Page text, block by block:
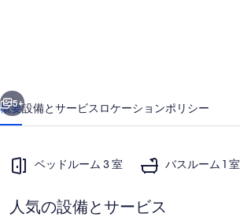
ャ
ラ
ー
5+
概要設備とサービス ロケーションポリシー
ベッドルーム 3 室 バスルーム 1 室
人気の設備とサービス